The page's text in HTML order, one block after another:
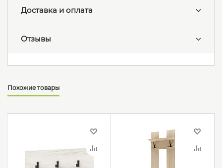
Доставка и оплата
Отзывы
Похожие товары